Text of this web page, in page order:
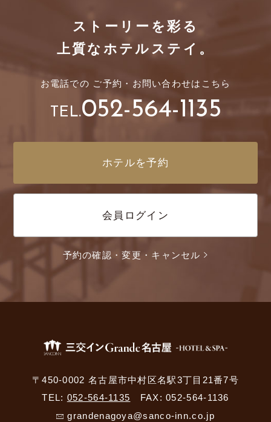
ストーリーを彩る
上質なホテルステイ。
お電話での ご予約・ お問い合わせはこちら
TEL.052-564-1135
ホテルを予約
会員ログイン
予約の確認・変更・キャンセル
〒450-0002 名古屋市中村区名駅3丁目21番7号
TEL: 052-564-1135
FAX: 052-564-1136
grandenagoya@sanco-inn.co.jp